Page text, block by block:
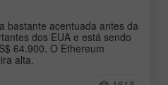
EURGBP
NZDUSD
bastante acentuada antes da
dos EUA e está sendo
64.900. O Ethereum
alta.